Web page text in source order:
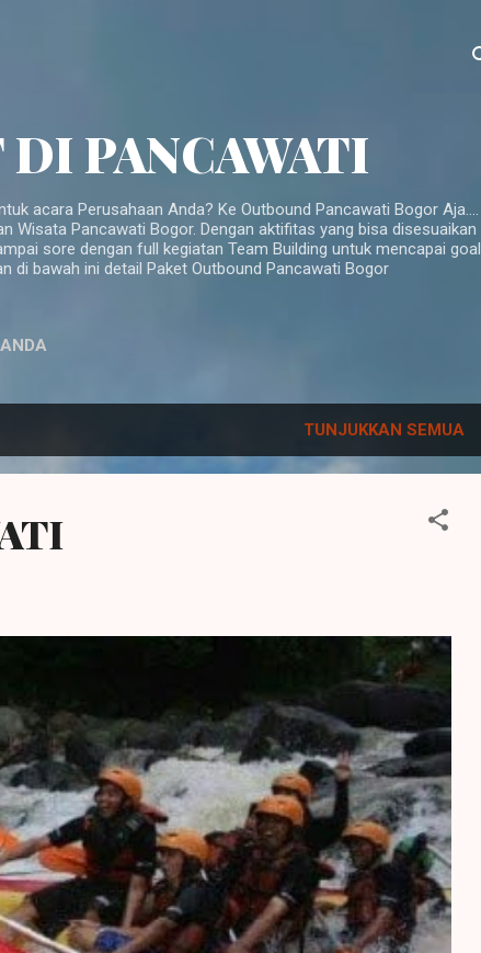
PANCAWATI
acara Perusahaan Anda? Ke Outbound Pancawati Bogor Aja....
Wisata Pancawati Bogor. Dengan aktifitas yang bisa disesuaikan
sore dengan full kegiatan Team Building untuk mencapai goal
di bawah ini detail Paket Outbound Pancawati Bogor
TUNJUKKAN SEMUA